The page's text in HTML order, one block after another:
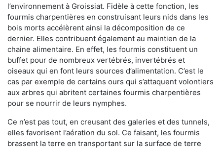
l’environnement à Groissiat. Fidèle à cette fonction, les
fourmis charpentières en construisant leurs nids dans les
bois morts accélèrent ainsi la décomposition de ce
dernier. Elles contribuent également au maintien de la
chaine alimentaire. En effet, les fourmis constituent un
buffet pour de nombreux vertébrés, invertébrés et
oiseaux qui en font leurs sources d’alimentation. C’est le
cas par exemple de certains ours qui s’attaquent volontiers
aux arbres qui abritent certaines fourmis charpentières
pour se nourrir de leurs nymphes.
Ce n’est pas tout, en creusant des galeries et des tunnels,
elles favorisent l’aération du sol. Ce faisant, les fourmis
brassent la terre en transportant sur la surface de terre